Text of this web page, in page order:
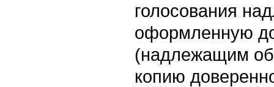
голосования
оформленную
(надлежащим
копию